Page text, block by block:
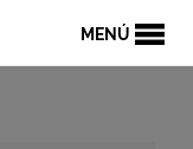
MENÚ